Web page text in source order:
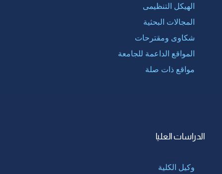
الهيكل التنظيمى
المجالات البحثية
شكاوى ومقترحات
المواقع الداعمة للجامعة
مواقع ذات صلة
الدراسات العليا
وكيل الكلية